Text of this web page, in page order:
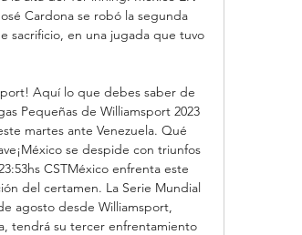
Cardona se robó la segunda
sacrificio, en una jugada que tuvo
Aquí lo que debes saber de
Pequeñas de Williamsport 2023
martes ante Venezuela. Qué
se despide con triunfos
CSTMéxico enfrenta este
del certamen. La Serie Mundial
agosto desde Williamsport,
tendrá su tercer enfrentamiento